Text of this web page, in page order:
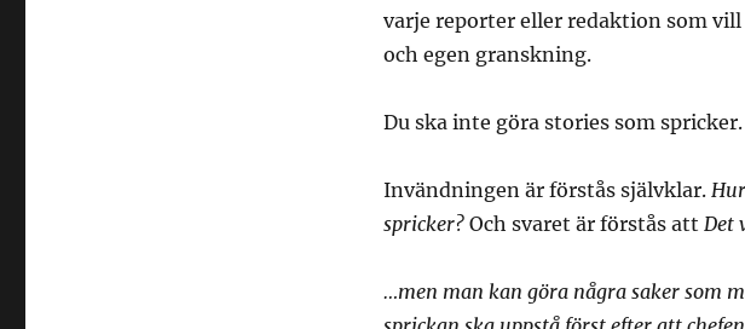
varje reporter eller redaktion som
och egen granskning.
Du ska inte göra stories som spricker.
Invändningen är förstås självklar.
spricker? Och svaret är förstås att Det
…men man kan göra några saker som